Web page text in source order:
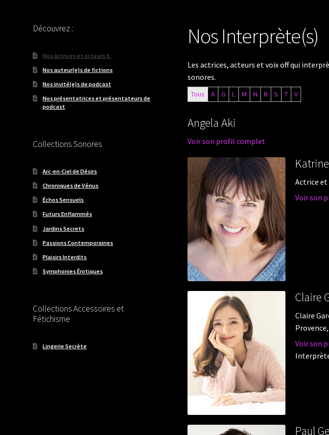
Nos Interprète(s)
Les actrices, acteurs et voix off qui
sonores.
Tous A G L M N R S T V
Angela Aki
Voir son profil complet
Actrice et
Voir son
Claire
Claire
Voir son
Paul
Découvrez :
Nos actrices et acteurs X.
Nos auteur(e)s de fictions
Nos invité(e)s de podcast
Nos présentatrices et présentateurs de
podcast
Collections Sonores
Arc-en-Ciel de Désirs
Chroniques de Vénus
Échos Sensuels
Futurs Enflammés
Jardins Secrets
Passions Contemporaines
Plaisirs Interdits
Symphonies Érotiques
Collections Accessoires et
Fétichisme
Lingerie Secrète